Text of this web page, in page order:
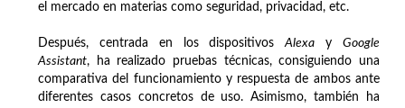
el mercado en materias como seguridad, privacidad, etc.
Después, centrada en los dispositivosAlexa yGoogle
Assistant, ha realizado pruebas técnicas, consiguiendo una
comparativa del funcionamiento y respuesta de ambos ante
diferentes casos concretos de uso. Asimismo, también ha